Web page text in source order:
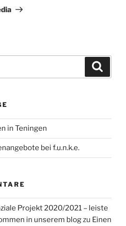
in Teningen
bei f.u.n.k.e.
Projekt 2020/2021 – leiste
in unserem blogzu Einen